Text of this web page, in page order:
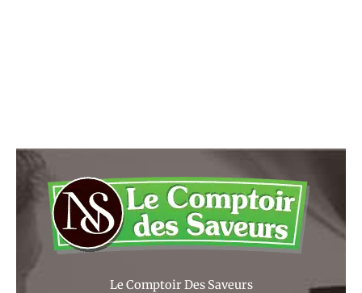
Le Comptoir Des Saveurs